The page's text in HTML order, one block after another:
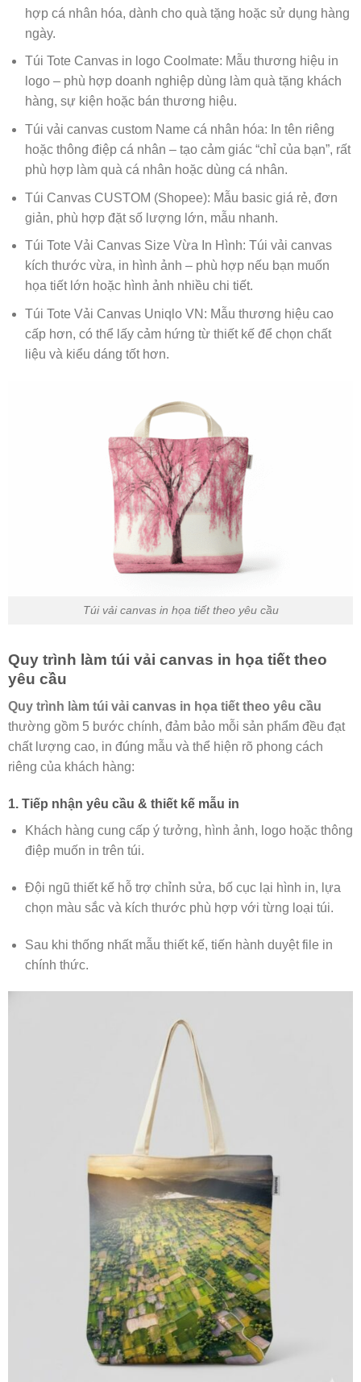
hợp cá nhân hóa, dành cho quà tặng hoặc sử dụng hàng
ngày.
Túi Tote Canvas in logo Coolmate: Mẫu thương hiệu in
logo – phù hợp doanh nghiệp dùng làm quà tặng khách
hàng, sự kiện hoặc bán thương hiệu.
Túi vải canvas custom Name cá nhân hóa: In tên riêng
hoặc thông điệp cá nhân – tạo cảm giác “chỉ của bạn”, rất
phù hợp làm quà cá nhân hoặc dùng cá nhân.
Túi Canvas CUSTOM (Shopee): Mẫu basic giá rẻ, đơn
giản, phù hợp đặt số lượng lớn, mẫu nhanh.
Túi Tote Vải Canvas Size Vừa In Hình: Túi vải canvas
kích thước vừa, in hình ảnh – phù hợp nếu bạn muốn
họa tiết lớn hoặc hình ảnh nhiều chi tiết.
Túi Tote Vải Canvas Uniqlo VN: Mẫu thương hiệu cao
cấp hơn, có thể lấy cảm hứng từ thiết kế để chọn chất
liệu và kiểu dáng tốt hơn.
Túi vải canvas in họa tiết theo yêu cầu
Quy trình làm túi vải canvas in họa tiết theo
yêu cầu
Quy trình làm túi vải canvas in họa tiết theo yêu cầu
thường gồm 5 bước chính, đảm bảo mỗi sản phẩm đều đạt
chất lượng cao, in đúng mẫu và thể hiện rõ phong cách
riêng của khách hàng:
1. Tiếp nhận yêu cầu & thiết kế mẫu in
Khách hàng cung cấp ý tưởng, hình ảnh, logo hoặc thông
điệp muốn in trên túi.
Đội ngũ thiết kế hỗ trợ chỉnh sửa, bố cục lại hình in, lựa
chọn màu sắc và kích thước phù hợp với từng loại túi.
Sau khi thống nhất mẫu thiết kế, tiến hành duyệt file in
chính thức.